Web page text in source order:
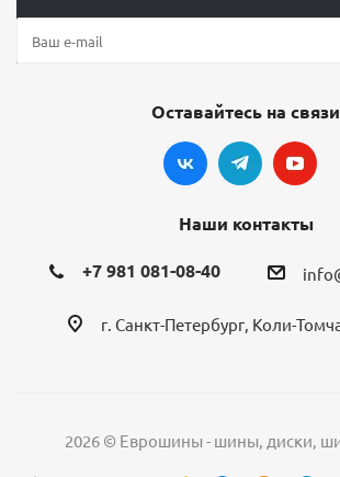
Оставайтесь на связи
Наши контакты
+7 981 081-08-40
г. Санкт-Петербург, Коли-
2026 © Еврошины - шины, диски,